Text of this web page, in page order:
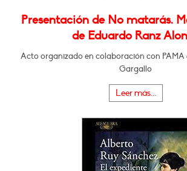
Presentación de No matarás.
de Eduardo Ranz
Acto organizado en colaboración con PAMA
Gargallo
Leer más...